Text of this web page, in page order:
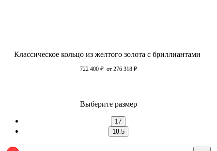
Классическое кольцо из желтого золота с бриллиантами
722 400 ₽ от 276 318 ₽
Выберите размер
17
18.5